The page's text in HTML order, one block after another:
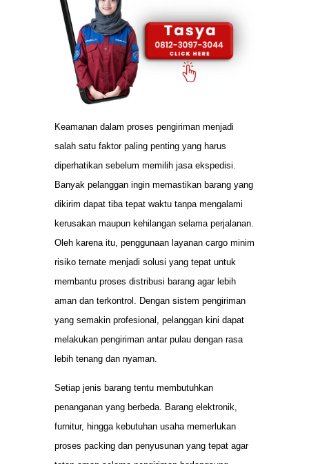
Keamanan dalam proses pengiriman menjadi
salah satu faktor paling penting yang harus
diperhatikan sebelum memilih jasa ekspedisi.
Banyak pelanggan ingin memastikan barang yang
dikirim dapat tiba tepat waktu tanpa mengalami
kerusakan maupun kehilangan selama perjalanan.
Oleh karena itu, penggunaan layanan cargo minim
risiko ternate menjadi solusi yang tepat untuk
membantu proses distribusi barang agar lebih
aman dan terkontrol. Dengan sistem pengiriman
yang semakin profesional, pelanggan kini dapat
melakukan pengiriman antar pulau dengan rasa
lebih tenang dan nyaman.
Setiap jenis barang tentu membutuhkan
penanganan yang berbeda. Barang elektronik,
furnitur, hingga kebutuhan usaha memerlukan
proses packing dan penyusunan yang tepat agar